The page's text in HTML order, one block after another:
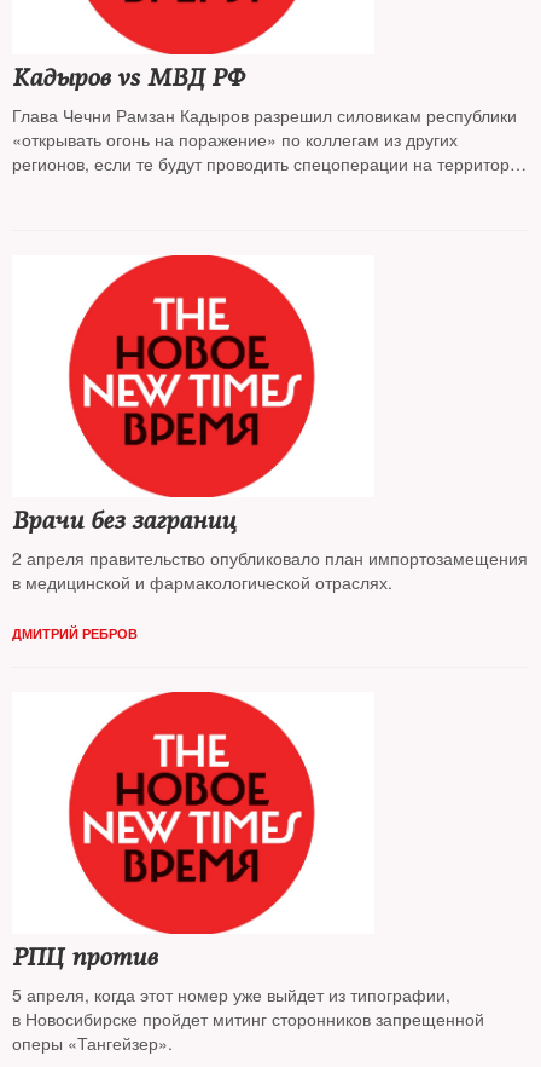
Кадыров vs МВД РФ
Глава Чечни Рамзан Кадыров разрешил силовикам республики
«открывать огонь на поражение» по коллегам из других
регионов, если те будут проводить спецоперации на территории
Врачи без заграниц
2 апреля правительство опубликовало план импортозамещения
в медицинской и фармакологической отраслях.
ДМИТРИЙ РЕБРОВ
РПЦ против
5 апреля, когда этот номер уже выйдет из типографии,
в Новосибирске пройдет митинг сторонников запрещенной
оперы «Тангейзер».